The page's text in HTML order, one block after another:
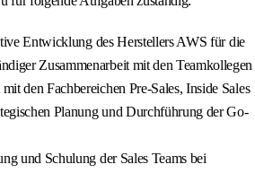
Entwicklung des Herstellers AWS für die
Zusammenarbeit mit den Teamkollegen
den Fachbereichen Pre-Sales, Inside Sales
Planung und Durchführung der Go-
und Schulung der Sales Teams bei